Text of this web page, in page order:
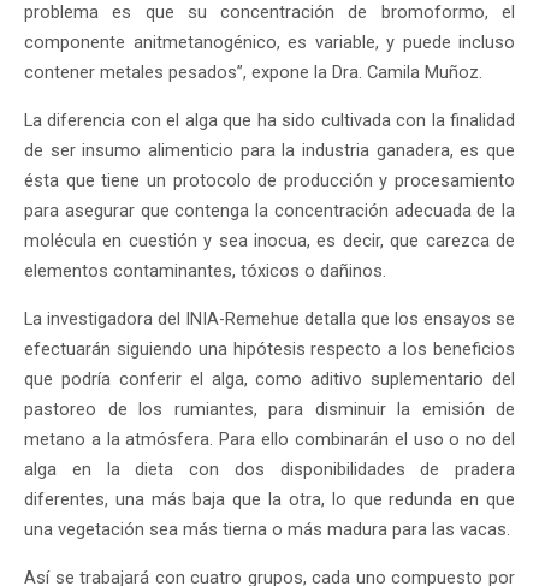
problema es que su concentración de bromoformo, el
componente anitmetanogénico, es variable, y puede incluso
contener metales pesados”, expone la Dra. Camila Muñoz.
La diferencia con el alga que ha sido cultivada con la finalidad
de ser insumo alimenticio para la industria ganadera, es que
ésta que tiene un protocolo de producción y procesamiento
para asegurar que contenga la concentración adecuada de la
molécula en cuestión y sea inocua, es decir, que carezca de
elementos contaminantes, tóxicos o dañinos.
La investigadora del INIA-Remehue detalla que los ensayos se
efectuarán siguiendo una hipótesis respecto a los beneficios
que podría conferir el alga, como aditivo suplementario del
pastoreo de los rumiantes, para disminuir la emisión de
metano a la atmósfera. Para ello combinarán el uso o no del
alga en la dieta con dos disponibilidades de pradera
diferentes, una más baja que la otra, lo que redunda en que
una vegetación sea más tierna o más madura para las vacas.
Así se trabajará con cuatro grupos, cada uno compuesto por